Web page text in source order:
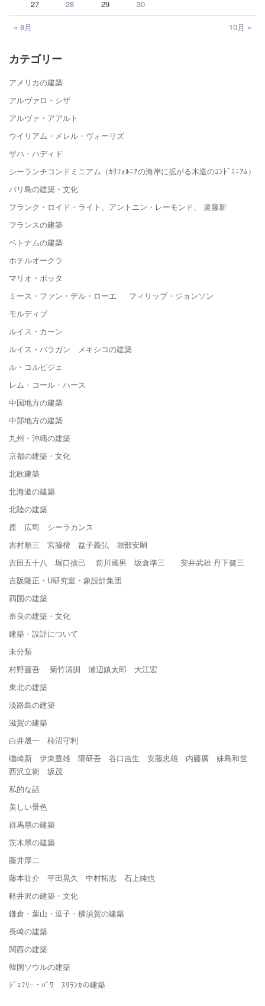
« 8月 10月 »
27 28 29 30
カテゴリー
アメリカの建築
アルヴァロ・シザ
アルヴァ・アアルト
ウイリアム・メレル・ヴォーリズ
ザハ・ハディド
シーランチコンドミニアム（ｶﾘﾌｫﾙﾆｱの海岸に拡がる木造のｺﾝﾄﾞﾐﾆｱﾑ）
バリ島の建築・文化
フランク・ロイド・ライト、アントニン・レーモンド、 遠藤新
フランスの建築
ベトナムの建築
ホテルオークラ
マリオ・ボッタ
ミース・ファン・デル・ローエ フィリップ・ジョンソン
モルディブ
ルイス・カーン
ルイス・バラガン メキシコの建築
ル・コルビジェ
レム・コール・ハース
中国地方の建築
中部地方の建築
九州・沖縄の建築
京都の建築・文化
北欧建築
北海道の建築
北陸の建築
原 広司 シーラカンス
吉村順三 宮脇檀 益子義弘 堀部安嗣
吉田五十八 堀口捨己 前川國男 坂倉準三 安井武雄 丹下健三
吉阪隆正・U研究室・象設計集団
四国の建築
奈良の建築・文化
建築・設計について
未分類
村野藤吾 菊竹清訓 浦辺鎮太郎 大江宏
東北の建築
淡路島の建築
滋賀の建築
白井晟一 柿沼守利
磯崎新 伊東豊雄 隈研吾 谷口吉生 安藤忠雄 内藤廣 妹島和世
西沢立衛 坂茂
私的な話
美しい景色
群馬県の建築
茨木県の建築
藤井厚二
藤本壮介 平田晃久 中村拓志 石上純也
軽井沢の建築・文化
鎌倉・葉山・逗子・横須賀の建築
長崎の建築
関西の建築
韓国ソウルの建築
ｼﾞｪﾌﾘｰ・ﾊﾞﾜ ｽﾘﾗﾝｶの建築